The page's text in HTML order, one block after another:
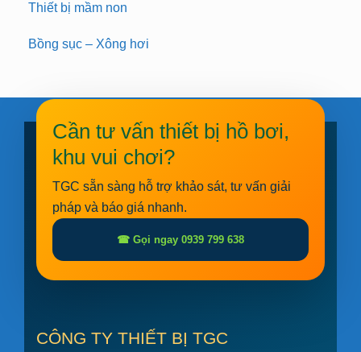
Thiết bị mầm non
Bồng sục – Xông hơi
Cần tư vấn thiết bị hồ bơi,
khu vui chơi?
TGC sẵn sàng hỗ trợ khảo sát, tư vấn giải
pháp và báo giá nhanh.
☎ Gọi ngay 0939 799 638
CÔNG TY THIẾT BỊ TGC